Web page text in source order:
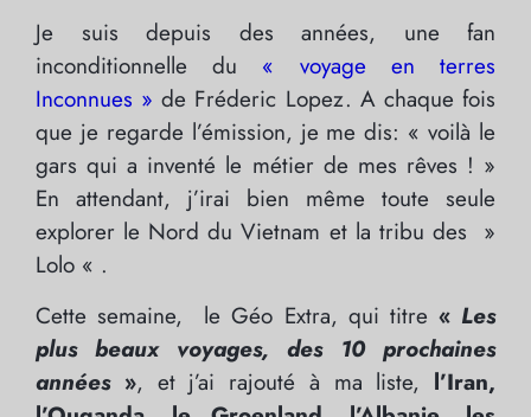
Je suis depuis des années, une fan
inconditionnelle du
« voyage en terres
Inconnues » de Fréderic Lopez. A chaque fois
que je regarde l’émission, je me dis: « voilà le
gars qui a inventé le métier de mes rêves ! »
En attendant, j’irai bien même toute seule
explorer le Nord du Vietnam et la tribu des »
Lolo « .
Cette semaine, le Géo Extra, qui titre « Les
plus beaux voyages, des 10 prochaines
années», et j’ai rajouté à ma liste, l’Iran,